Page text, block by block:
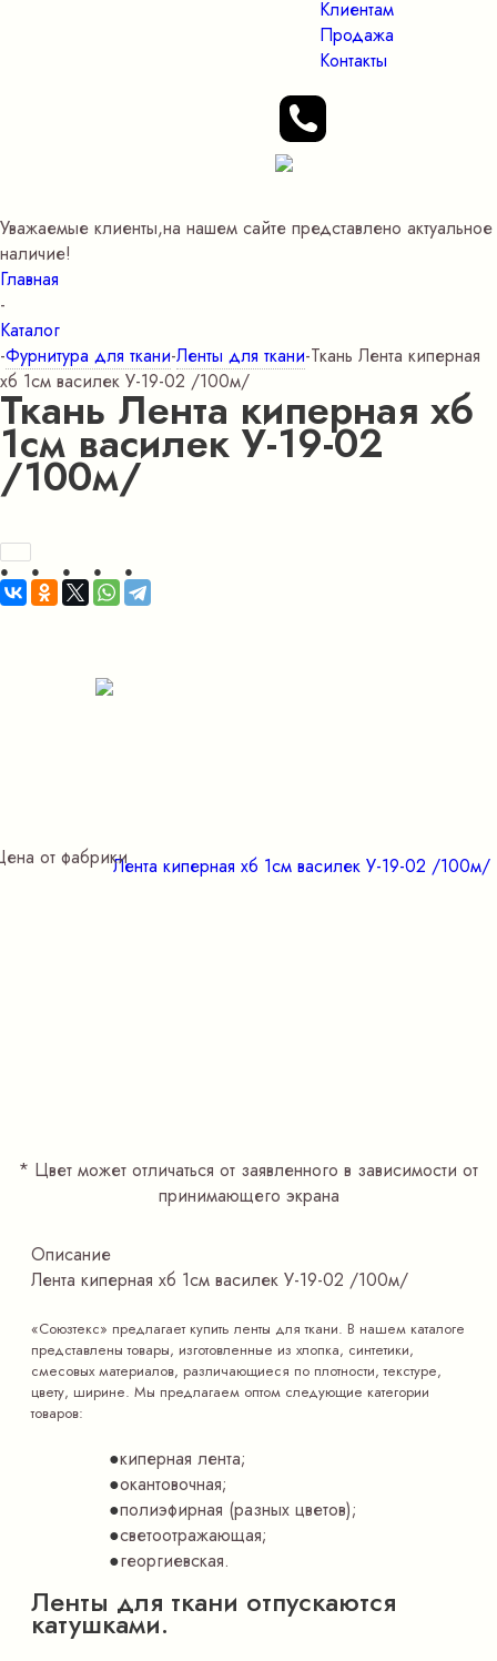
Клиентам
Продажа
Контакты
Уважаемые клиенты,на нашем сайте представлено актуальное
наличие!
Главная
-
Каталог
-Фурнитура для ткани-Ленты для ткани-Ткань Лента киперная
хб 1см василек У-19-02 /100м/
Ткань Лента киперная хб
1см василек У-19-02
/100м/
от фабрики
* Цвет может отличаться от заявленного в зависимости от
принимающего экрана
Описание
Лента киперная хб 1см василек У-19-02 /100м/
«Союзтекс» предлагает купить ленты для ткани. В нашем каталоге
представлены товары, изготовленные из хлопка, синтетики,
смесовых материалов, различающиеся по плотности, текстуре,
цвету, ширине. Мы предлагаем оптом следующие категории
товаров:
киперная лента;
окантовочная;
полиэфирная (разных цветов);
светоотражающая;
георгиевская.
Ленты для ткани отпускаются
катушками.